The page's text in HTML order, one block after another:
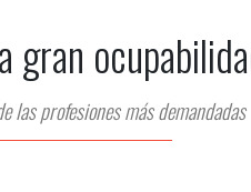
gran
las profesiones más demandadas